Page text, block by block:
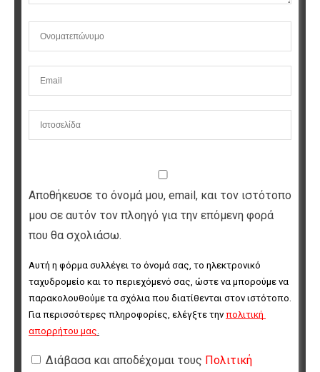
Αποθήκευσε το όνομά μου, email, και τον ιστότοπο
μου σε αυτόν τον πλοηγό για την επόμενη φορά
που θα σχολιάσω.
Αυτή η φόρμα συλλέγει το όνομά σας, το ηλεκτρονικό
ταχυδρομείο και το περιεχόμενό σας, ώστε να μπορούμε να
παρακολουθούμε τα σχόλια που διατίθενται στον ιστότοπο.
Για περισσότερες πληροφορίες, ελέγξτε την πολιτική
απορρήτου μας
Διάβασα και αποδέχομαι τους Πολιτική